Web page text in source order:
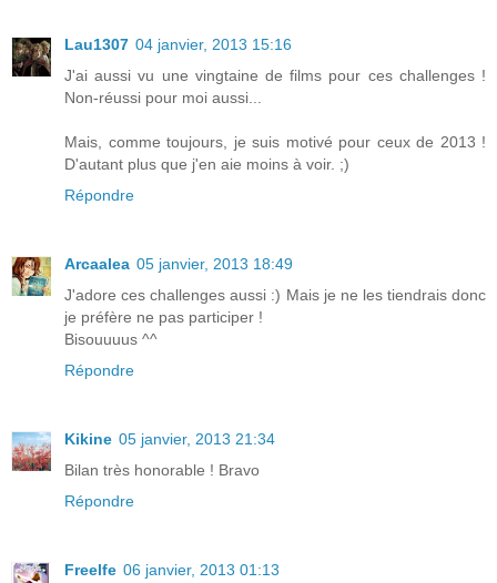
Lau1307 04 janvier, 2013 15:16
J'ai aussi vu une vingtaine de films pour ces challenges !
Non-réussi pour moi aussi...
Mais, comme toujours, je suis motivé pour ceux de 2013 !
D'autant plus que j'en aie moins à voir. ;)
Répondre
Arcaalea 05 janvier, 2013 18:49
J'adore ces challenges aussi :) Mais je ne les tiendrais donc
je préfère ne pas participer !
Bisouuuus ^^
Répondre
Kikine 05 janvier, 2013 21:34
Bilan très honorable ! Bravo
Répondre
Freelfe 06 janvier, 2013 01:13